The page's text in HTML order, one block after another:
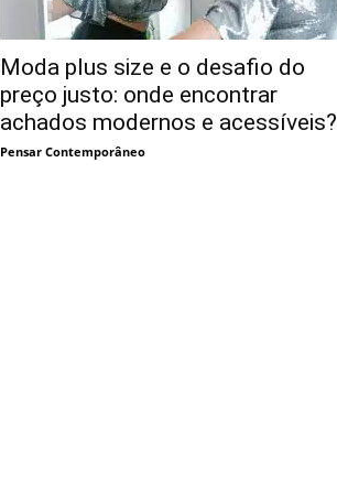
Moda plus size e o desafio do
preço justo: onde encontrar
achados modernos e acessíveis?
Pensar Contemporâneo